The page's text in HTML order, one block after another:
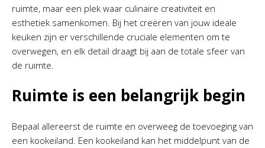
ruimte, maar een plek waar culinaire creativiteit en
esthetiek samenkomen. Bij het creëren van jouw ideale
keuken zijn er verschillende cruciale elementen om te
overwegen, en elk detail draagt bij aan de totale sfeer van
de ruimte.
Ruimte is een belangrijk begin
Bepaal allereerst de ruimte en overweeg de toevoeging van
een kookeiland. Een kookeiland kan het middelpunt van de